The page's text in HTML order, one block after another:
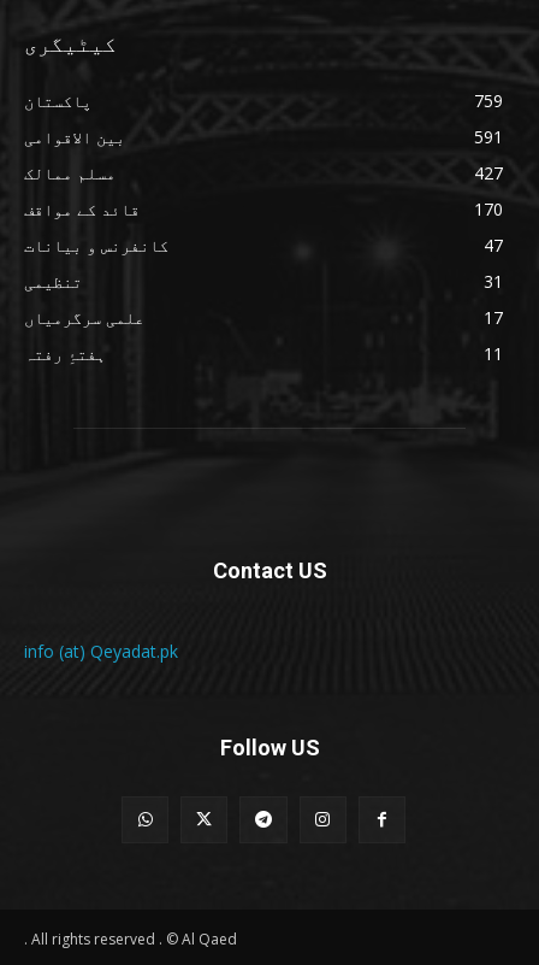
کیٹیگری
پاکستان
759
بین الاقوامی
591
مسلم ممالک
427
قائد کے مواقف
170
کانفرنس و بیانات
47
تنظیمی
31
علمی سرگرمیاں
17
ہفتۂِ رفتہ
11
Contact US
info (at) Qeyadat.pk
Follow US
All rights reserved . © Al Qaed .